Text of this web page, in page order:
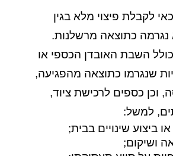
לקבלת פיצוי מלא בגין
נגרמה כתוצאה מרשלנות.
כולל השבת האובדן הכספי או
שנגרמו כתוצאה מהפגיעה,
וכן כספים לרכישת ציוד,
למשל:
ביצוע שינויים בבית;
ושיקום;